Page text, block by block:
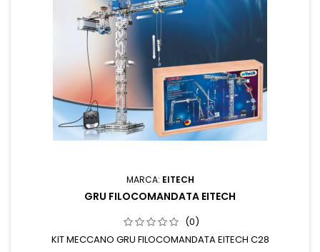
MARCA: EITECH
GRU FILOCOMANDATA EITECH
(0)
KIT MECCANO GRU FILOCOMANDATA EITECH C28